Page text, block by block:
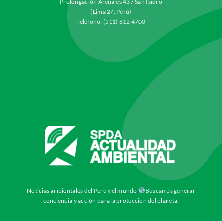
Prolongación Arenales 437 San Isidro
(Lima 27, Perú)
Teléfono: (511) 612 4700
Noticias ambientales del Perú y el mundo
Buscamos generar
conciencia y acción para la protección del planeta.